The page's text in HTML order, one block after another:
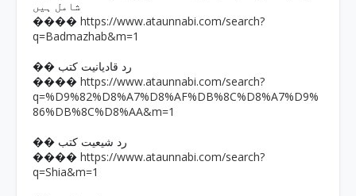
شامل ہیں
���� https://www.ataunnabi.com/search?
q=Badmazhab&m=1
�� رد قادیانیت کتب
���� https://www.ataunnabi.com/search?
q=%D9%82%D8%A7%D8%AF%DB%8C%D8%A7%D9%
86%DB%8C%D8%AA&m=1
�� رد شیعیت کتب
���� https://www.ataunnabi.com/search?
q=Shia&m=1